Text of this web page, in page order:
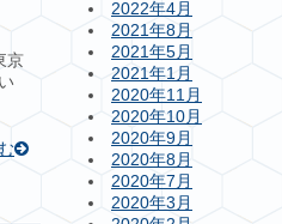
京
2022年4月
2021年8月
2021年5月
2021年1月
2020年11月
2020年10月
2020年9月
2020年8月
2020年7月
2020年3月